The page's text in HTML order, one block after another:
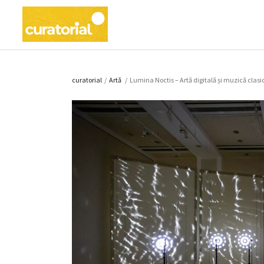
curatorial / Artǎ / Lumina Noctis – Artă digitală și muzică